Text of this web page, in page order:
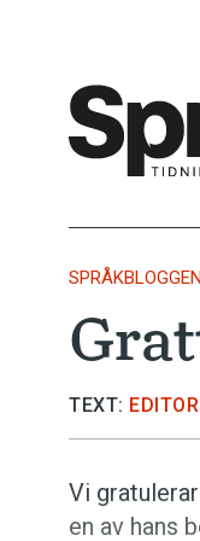
SPRÅKBLOGGEN
TEXT: EDITOR
Vi
en av hans